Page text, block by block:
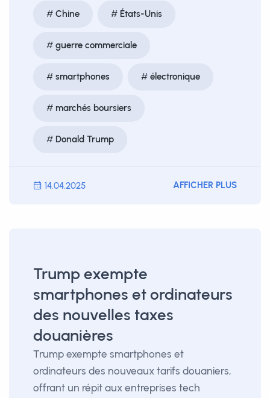
Chine États-Unis
guerre commerciale
smartphones électronique
marchés boursiers
Donald Trump
14.04.2025 AFFICHER PLUS
Trump exempte
smartphones et ordinateurs
des nouvelles taxes
douanières
Trump exempte smartphones et
ordinateurs des nouveaux tarifs douaniers,
offrant un répit aux entreprises tech